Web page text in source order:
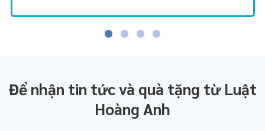
Để nhận tin tức và quà tặng từ Luật
Hoàng Anh